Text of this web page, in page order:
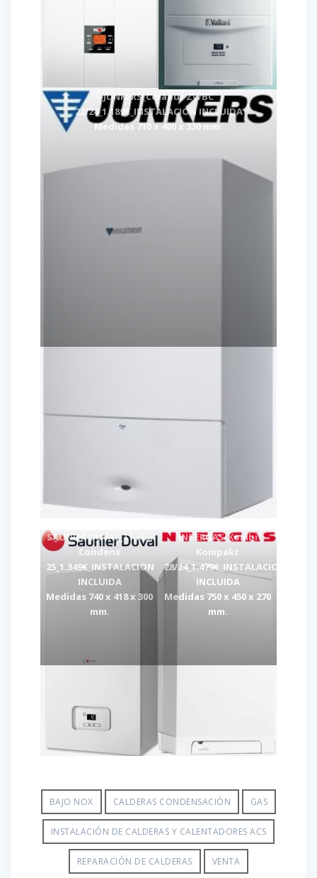
JUNKERS_Cerapur ZWBC
22/24_1.189€_INSTALACION INCLUIDA
Medidas 710 x 400 x 330 mm.
SAUNIER DUVAL_Thelia
Condens
25_1.349€_INSTALACION
INCLUIDA
Medidas 740 x 418 x 300
mm.
INTERGAS_Kombi
Kompakt
28/24_1.479€_INSTALACION
INCLUIDA
Medidas 750 x 450 x 270
mm.
BAJO NOX CALDERAS CONDENSACIÓN GAS
INSTALACIÓN DE CALDERAS Y CALENTADORES ACS
REPARACIÓN DE CALDERAS VENTA